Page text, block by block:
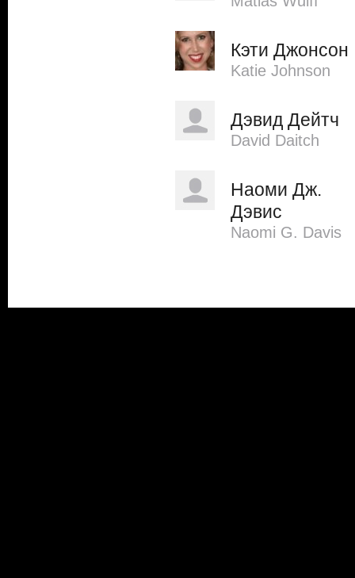
Кэти Джонсон
Katie Johnson
Дэвид Дейтч
David Daitch
Наоми Дж.
Дэвис
Naomi G. Davis